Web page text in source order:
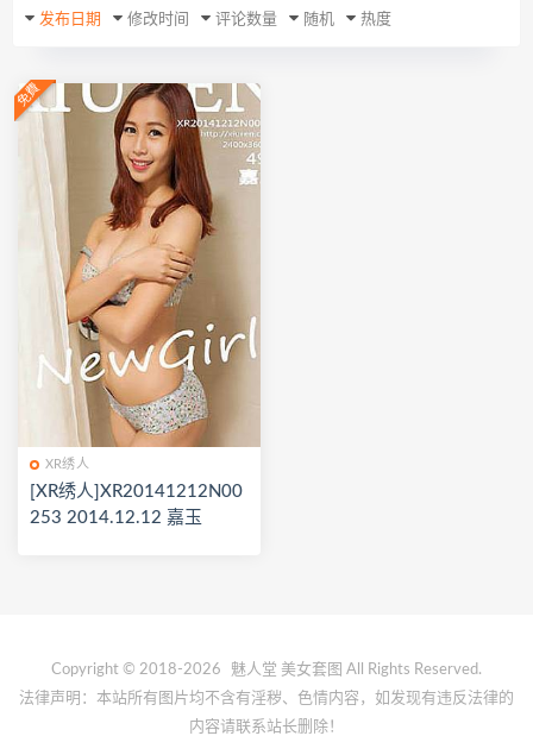
发布日期 修改时间 评论数量 随机 热度
免費
XR绣人
[XR绣人]XR20141212N00
253 2014.12.12 嘉玉
Copyright © 2018-2026 魅人堂 美女套图 All Rights Reserved.
法律声明：本站所有图片均不含有淫秽、色情内容，如发现有违反法律的
内容请联系站长删除！